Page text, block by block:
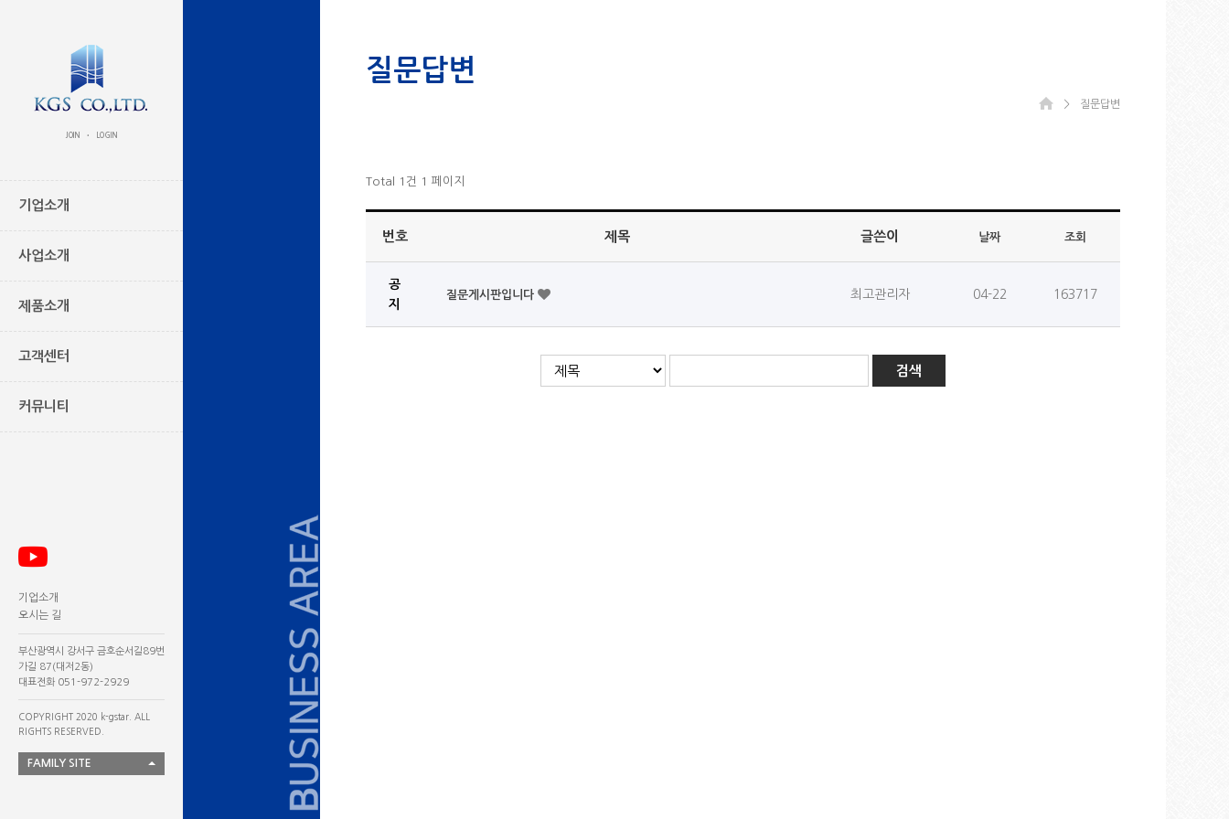
JOIN • LOGIN
기업소개
사업소개
제품소개
고객센터
커뮤니티
기업소개
오시는 길
부산광역시 강서구 금호순서길89번
가길 87(대저2동)
대표전화 051-972-2929
COPYRIGHT 2020 k-gstar. ALL
RIGHTS RESERVED.
FAMILY SITE
질문답변
＞ 질문답변
Total 1건 1 페이지
번호 제목 글쓴이 날짜 조회
공
지
질문게시판입니다 최고관리자 04-22 163717